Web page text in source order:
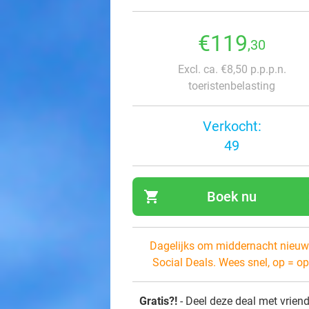
€119,30
Excl. ca. €8,50 p.p.p.n.
toeristenbelasting
Verkocht:
49
shopping_cart Boek nu
Dagelijks om middernacht
Social Deals. Wees snel, op =
Gratis?! - Deel deze deal met